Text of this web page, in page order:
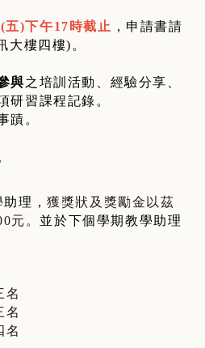
五)下午17時截止 ，申請書請
大樓四樓)。
與之培訓活動、經驗分享、
研習課程記錄。
蹟。
助理，獲獎狀及獎勵金以茲
元。 並於下個學期教學助理
名
名
名